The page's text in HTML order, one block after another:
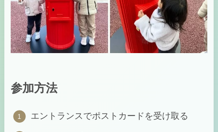
参加方法
エントランスでポストカードを受け取る